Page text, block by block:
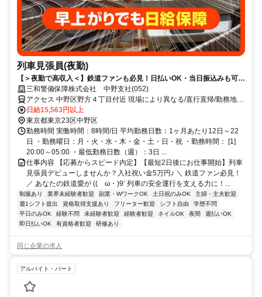
列車見張員(夜勤)
【＞夜勤で高収入＜】鉄道ファンも必見！日払いOK・当日振込みも可能
♪
三和警備保障株式会社 中野支社(052)
アクセス 中野区野方４丁目付近 現場により異なる/直行直帰/勤務地相
談可 ■電話面接■来社不要■即日勤務
日給15,563円以上
東京都東京23区中野区
勤務時間 実働時間：8時間/日 平均勤務日数：1ヶ月あたり12日～22
日 ・勤務曜日：月・火・水・木・金・土・日・祝 ・勤務時間： [1]
20:00～05:00 ・最低勤務日数（週）：3日 ...
仕事内容 【応募からスピード内定】【最短2日後にお仕事開始】列車
見張員デビューしませんか？入社祝い金5万円♪ ＼ 鉄道ファン必見！
／ あなたの鉄道愛が ((ゝω・)9’ 列車の安全運行を支える力に！...
制服あり 業界未経験者歓迎 副業・WワークOK 土日祝のみOK
主婦・主夫歓迎
週1シフト提出
資格取得支援あり フリーター歓迎 シフト自由
学歴不問
平日のみOK
経験不問 未経験者歓迎 経験者歓迎 ネイルOK 夜間
週払いOK
即日払いOK
有資格者歓迎 研修あり
同じ企業の求人
アルバイト・パート